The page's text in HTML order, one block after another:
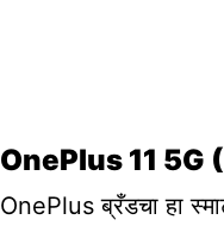
OnePlus 11 5G
OnePlus ब्रँडचा हा